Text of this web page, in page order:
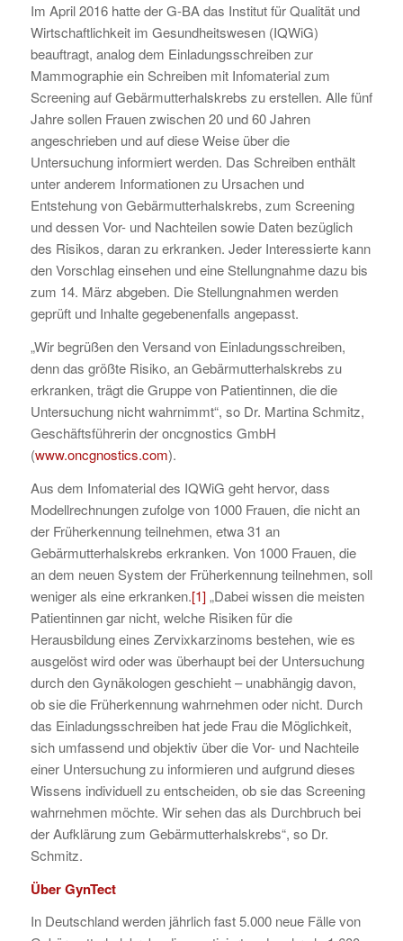
Im April 2016 hatte der G-BA das Institut für Qualität und
Wirtschaftlichkeit im Gesundheitswesen (IQWiG)
beauftragt, analog dem Einladungsschreiben zur
Mammographie ein Schreiben mit Infomaterial zum
Screening auf Gebärmutterhalskrebs zu erstellen. Alle fünf
Jahre sollen Frauen zwischen 20 und 60 Jahren
angeschrieben und auf diese Weise über die
Untersuchung informiert werden. Das Schreiben enthält
unter anderem Informationen zu Ursachen und
Entstehung von Gebärmutterhalskrebs, zum Screening
und dessen Vor- und Nachteilen sowie Daten bezüglich
des Risikos, daran zu erkranken. Jeder Interessierte kann
den Vorschlag einsehen und eine Stellungnahme dazu bis
zum 14. März abgeben. Die Stellungnahmen werden
geprüft und Inhalte gegebenenfalls angepasst.
„Wir begrüßen den Versand von Einladungsschreiben,
denn das größte Risiko, an Gebärmutterhalskrebs zu
erkranken, trägt die Gruppe von Patientinnen, die die
Untersuchung nicht wahrnimmt“, so Dr. Martina Schmitz,
Geschäftsführerin der oncgnostics GmbH
(www.oncgnostics.com).
Aus dem Infomaterial des IQWiG geht hervor, dass
Modellrechnungen zufolge von 1000 Frauen, die nicht an
der Früherkennung teilnehmen, etwa 31 an
Gebärmutterhalskrebs erkranken. Von 1000 Frauen, die
an dem neuen System der Früherkennung teilnehmen, soll
weniger als eine erkranken.[1]„Dabei wissen die meisten
Patientinnen gar nicht, welche Risiken für die
Herausbildung eines Zervixkarzinoms bestehen, wie es
ausgelöst wird oder was überhaupt bei der Untersuchung
durch den Gynäkologen geschieht – unabhängig davon,
ob sie die Früherkennung wahrnehmen oder nicht. Durch
das Einladungsschreiben hat jede Frau die Möglichkeit,
sich umfassend und objektiv über die Vor- und Nachteile
einer Untersuchung zu informieren und aufgrund dieses
Wissens individuell zu entscheiden, ob sie das Screening
wahrnehmen möchte. Wir sehen das als Durchbruch bei
der Aufklärung zum Gebärmutterhalskrebs“, so Dr.
Schmitz.
Über GynTect
In Deutschland werden jährlich fast 5.000 neue Fälle von